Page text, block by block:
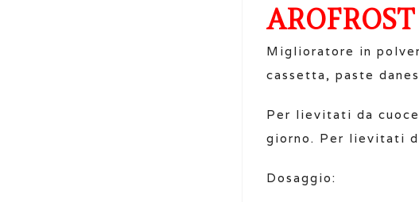
AROFROST
Miglioratore in
cassetta, paste
Per lievitati da
giorno. Per lievitati
Dosaggio: